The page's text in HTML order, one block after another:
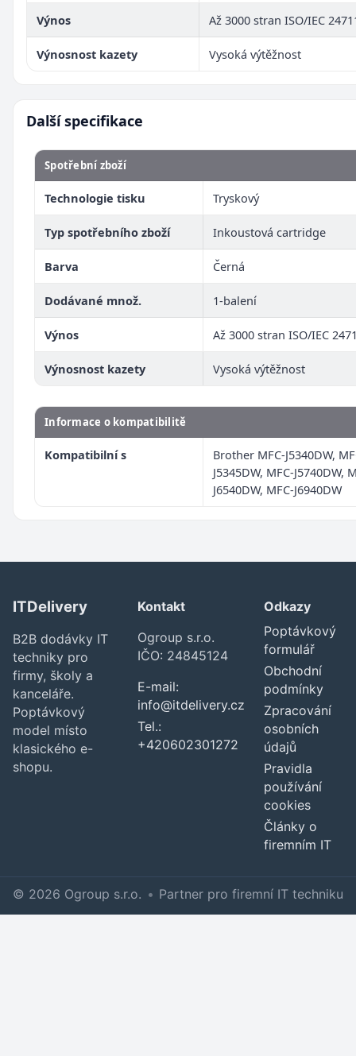
Výnos Až 3000 stran ISO/IEC
Výnosnost kazety Vysoká výtěžnost
Další specifikace
Spotřební zboží
Technologie tisku Tryskový
Typ spotřebního zboží Inkoustová cartridge
Barva Černá
Dodávané množ. 1-balení
Výnos Až 3000 stran ISO/IEC
Výnosnost kazety Vysoká výtěžnost
Informace o kompatibilitě
Kompatibilní s
Brother MFC-J5340DW,
J5345DW, MFC-J5740DW,
J6540DW, MFC-J6940DW
ITDelivery
B2B dodávky IT
techniky pro
firmy, školy a
kanceláře.
Poptávkový
model místo
klasického e-
shopu.
Kontakt
Ogroup s.r.o.
IČO: 24845124
E-mail:
info@itdelivery.cz
Tel.:
+420602301272
Odkazy
Poptávkový
formulář
Obchodní
podmínky
Zpracování
osobních
údajů
Pravidla
používání
cookies
Články o
firemním IT
© 2026 Ogroup s.r.o. • Partner pro firemní IT techniku